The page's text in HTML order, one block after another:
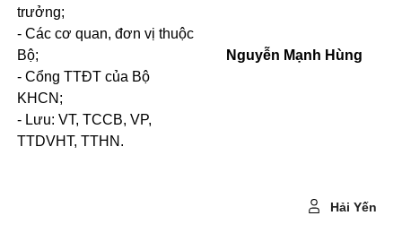
trưởng;
- Các cơ quan, đơn vị thuộc
Bộ;
- Cổng TTĐT của Bộ
KHCN;
- Lưu: VT, TCCB, VP,
TTDVHT, TTHN.
Nguyễn Mạnh Hùng
Hải Yến